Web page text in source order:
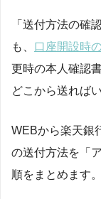
「送付方法の確
も、 口座開設時
更時の本人確認
どこから送れば
WEBから楽天銀
の送付方法を「
順をまとめます。